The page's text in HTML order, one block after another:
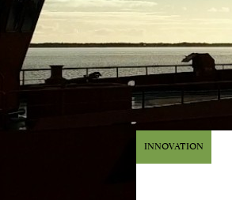
INNOVATION